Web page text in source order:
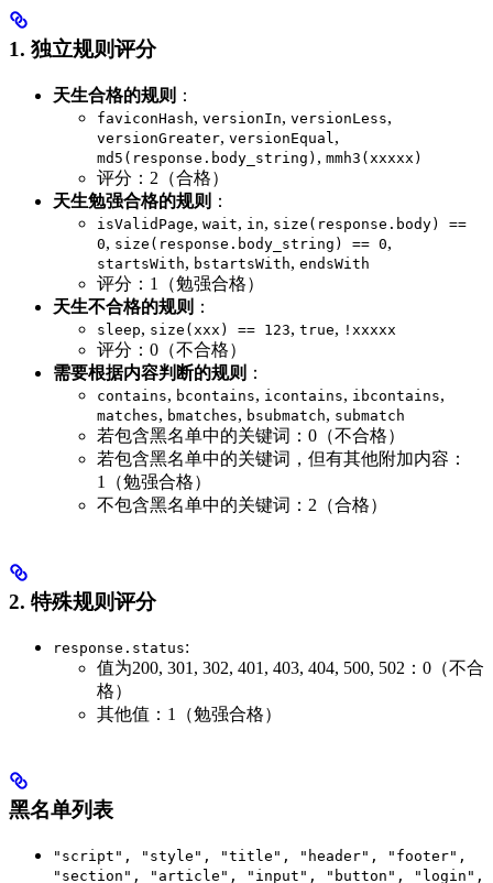
1. 独立规则评分
天生合格的规则 ：
faviconHash, versionIn, versionLess,
versionGreater, versionEqual,
md5(response.body_string) , mmh3(xxxxx)
评分：2（合格）
天生勉强合格的规则 ：
isValidPage, wait, in, size(response.body) ==
0, size(response.body_string) == 0,
startsWith, bstartsWith, endsWith
评分：1（勉强合格）
天生不合格的规则 ：
sleep, size(xxx) == 123, true, !xxxxx
评分：0（不合格）
需要根据内容判断的规则 ：
contains, bcontains, icontains, ibcontains,
matches, bmatches, bsubmatch, submatch
若包含黑名单中的关键词：0（不合格）
若包含黑名单中的关键词，但有其他附加内容：
1（勉强合格）
不包含黑名单中的关键词：2（合格）
2. 特殊规则评分
response.status:
值为200, 301, 302, 401, 403, 404, 500, 502：0（不合
格）
其他值：1（勉强合格）
黑名单列表
"script", "style", "title", "header", "footer",
"section", "article", "input", "button", "login",